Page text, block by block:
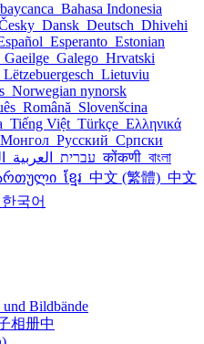
Bahasa Indonesia
Dansk Deutsch Dhivehi
Esperanto Estonian
Gaeilge Galego Hrvatski
Lëtzebuergesch Lietuviu
Norwegian nynorsk
Română Slovenšcina
Tiếng Việt Türkçe Ελληνικά
Монгол Русский Српски
עברית العربية कोंकणी বাংলা
ខ្មែរ 中文 (繁體) 中文
한국어
Bildbände
相册中